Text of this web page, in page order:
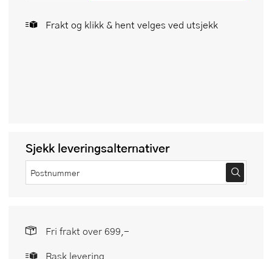
Frakt og klikk & hent velges ved utsjekk
Sjekk leveringsalternativer
Fri frakt over 699,-
Rask levering